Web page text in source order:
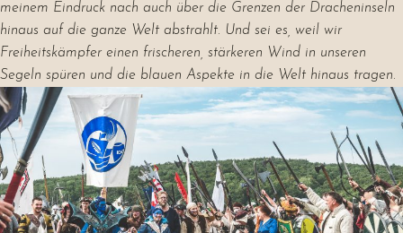
meinem Eindruck nach auch über die Grenzen der Dracheninseln
hinaus auf die ganze Welt abstrahlt. Und sei es, weil wir
Freiheitskämpfer einen frischeren, stärkeren Wind in unseren
Segeln spüren und die blauen Aspekte in die Welt hinaus tragen.